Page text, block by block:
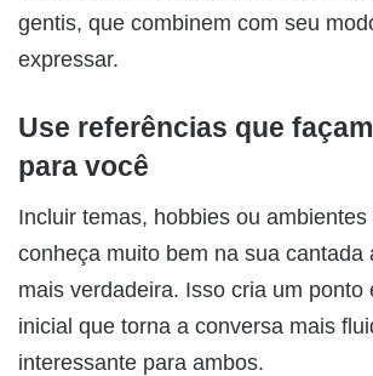
gentis, que combinem com seu
expressar.
Use referências que
para você
Incluir temas, hobbies ou
conheça muito bem na sua cantada
mais verdadeira. Isso cria um ponto
inicial que torna a conversa mais
interessante para ambos.